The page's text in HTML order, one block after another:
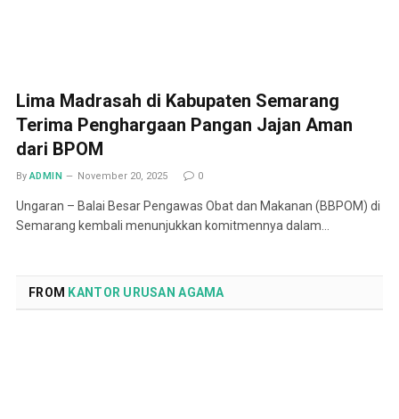
Lima Madrasah di Kabupaten Semarang
Terima Penghargaan Pangan Jajan Aman
dari BPOM
By ADMIN November 20, 2025 0
Ungaran – Balai Besar Pengawas Obat dan Makanan (BBPOM) di
Semarang kembali menunjukkan komitmennya dalam…
FROM KANTOR URUSAN AGAMA